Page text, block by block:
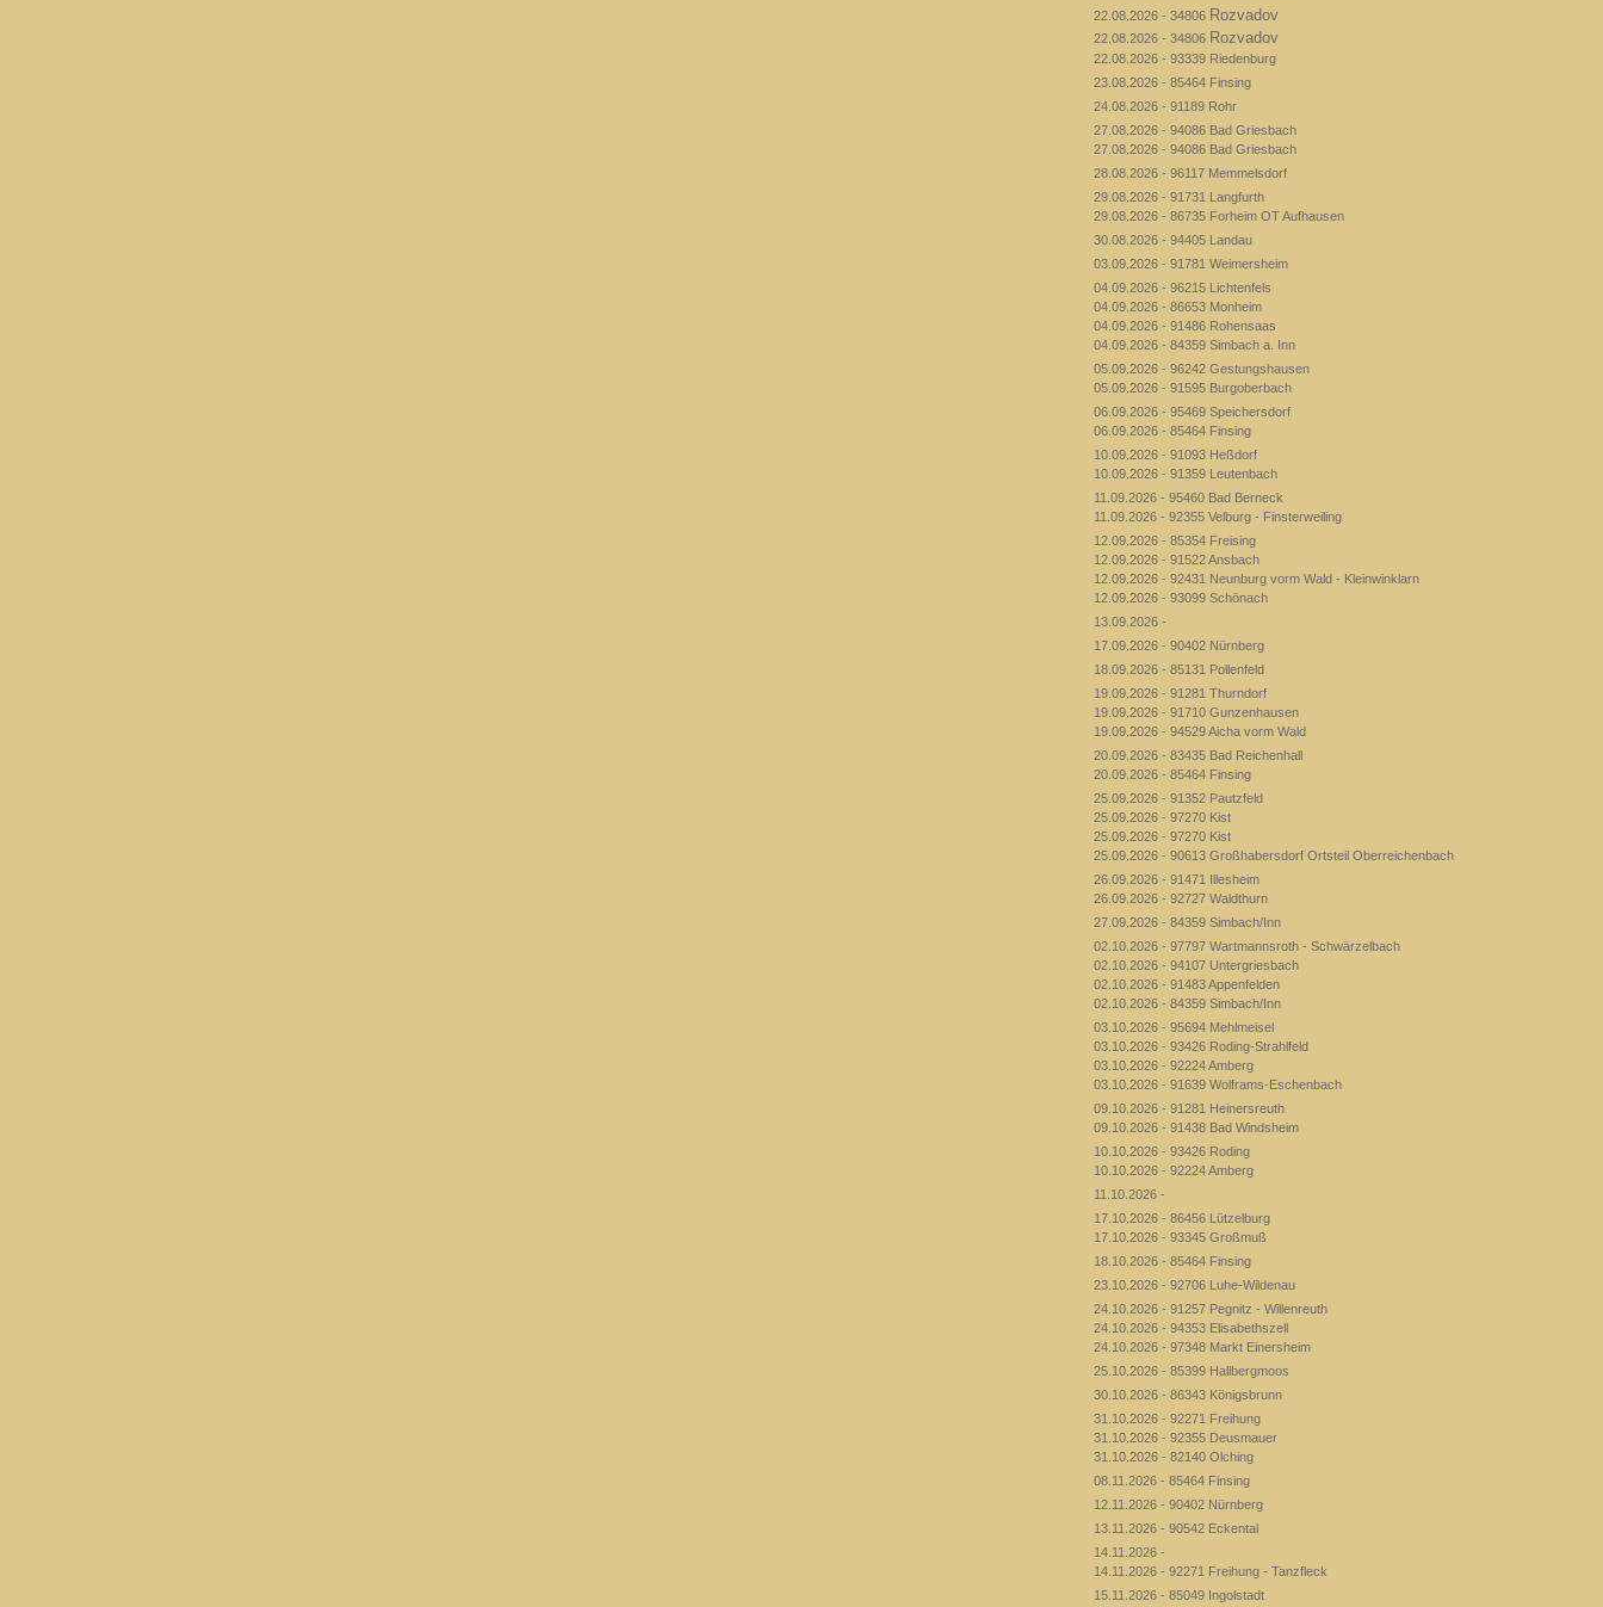
22.08.2026 - 34806 Rozvadov
22.08.2026 - 34806 Rozvadov
22.08.2026 - 93339 Riedenburg
23.08.2026 - 85464 Finsing
24.08.2026 - 91189 Rohr
27.08.2026 - 94086 Bad Griesbach
27.08.2026 - 94086 Bad Griesbach
28.08.2026 - 96117 Memmelsdorf
29.08.2026 - 91731 Langfurth
29.08.2026 - 86735 Forheim OT Aufhausen
30.08.2026 - 94405 Landau
03.09.2026 - 91781 Weimersheim
04.09.2026 - 96215 Lichtenfels
04.09.2026 - 86653 Monheim
04.09.2026 - 91486 Rohensaas
04.09.2026 - 84359 Simbach a. Inn
05.09.2026 - 96242 Gestungshausen
05.09.2026 - 91595 Burgoberbach
06.09.2026 - 95469 Speichersdorf
06.09.2026 - 85464 Finsing
10.09.2026 - 91093 Heßdorf
10.09.2026 - 91359 Leutenbach
11.09.2026 - 95460 Bad Berneck
11.09.2026 - 92355 Velburg - Finsterweiling
12.09.2026 - 85354 Freising
12.09.2026 - 91522 Ansbach
12.09.2026 - 92431 Neunburg vorm Wald - Kleinwinklarn
12.09.2026 - 93099 Schönach
13.09.2026 -
17.09.2026 - 90402 Nürnberg
18.09.2026 - 85131 Pollenfeld
19.09.2026 - 91281 Thurndorf
19.09.2026 - 91710 Gunzenhausen
19.09.2026 - 94529 Aicha vorm Wald
20.09.2026 - 83435 Bad Reichenhall
20.09.2026 - 85464 Finsing
25.09.2026 - 91352 Pautzfeld
25.09.2026 - 97270 Kist
25.09.2026 - 97270 Kist
25.09.2026 - 90613 Großhabersdorf Ortsteil Oberreichenbach
26.09.2026 - 91471 Illesheim
26.09.2026 - 92727 Waldthurn
27.09.2026 - 84359 Simbach/Inn
02.10.2026 - 97797 Wartmannsroth - Schwärzelbach
02.10.2026 - 94107 Untergriesbach
02.10.2026 - 91483 Appenfelden
02.10.2026 - 84359 Simbach/Inn
03.10.2026 - 95694 Mehlmeisel
03.10.2026 - 93426 Roding-Strahlfeld
03.10.2026 - 92224 Amberg
03.10.2026 - 91639 Wolframs-Eschenbach
09.10.2026 - 91281 Heinersreuth
09.10.2026 - 91438 Bad Windsheim
10.10.2026 - 93426 Roding
10.10.2026 - 92224 Amberg
11.10.2026 -
17.10.2026 - 86456 Lützelburg
17.10.2026 - 93345 Großmuß
18.10.2026 - 85464 Finsing
23.10.2026 - 92706 Luhe-Wildenau
24.10.2026 - 91257 Pegnitz - Willenreuth
24.10.2026 - 94353 Elisabethszell
24.10.2026 - 97348 Markt Einersheim
25.10.2026 - 85399 Hallbergmoos
30.10.2026 - 86343 Königsbrunn
31.10.2026 - 92271 Freihung
31.10.2026 - 92355 Deusmauer
31.10.2026 - 82140 Olching
08.11.2026 - 85464 Finsing
12.11.2026 - 90402 Nürnberg
13.11.2026 - 90542 Eckental
14.11.2026 -
14.11.2026 - 92271 Freihung - Tanzfleck
15.11.2026 - 85049 Ingolstadt